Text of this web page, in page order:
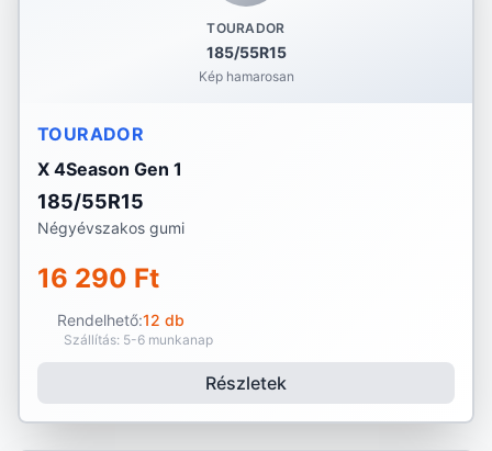
TOURADOR
185/55R15
Kép hamarosan
TOURADOR
X 4Season Gen 1
185/55R15
Négyévszakos gumi
16 290 Ft
Rendelhető:12 db
Szállítás: 5-6 munkanap
Részletek